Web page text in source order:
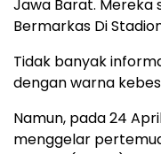
Jawa Barat. Mereka
Bermarkas Di
Tidak banyak
dengan warna
Namun, pada 24
menggelar